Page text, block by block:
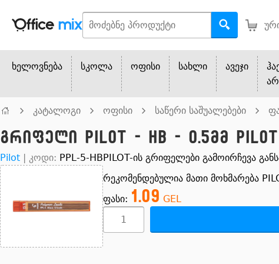
ხელოვნება სკოლა ოფისი სახლი ავეჯი
კატალოგი ოფისი საწერი საშუალებები
გრიფელი PILOT - HB - 0.5მმ Pilot
Pilot | კოდი: PPL-5-HBPILOT-ის გრიფელები გამოირჩევა
რეკომენდებულია მათი მოხმარება
ფასი: 1.09 GEL